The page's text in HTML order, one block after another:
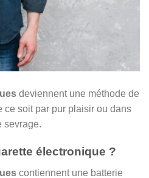
deviennent une méthode de
ce soit par pur plaisir ou dans
sevrage.
électronique ?
contiennent une batterie